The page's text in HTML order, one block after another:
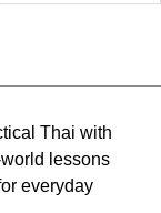
Thai with
lessons
everyday